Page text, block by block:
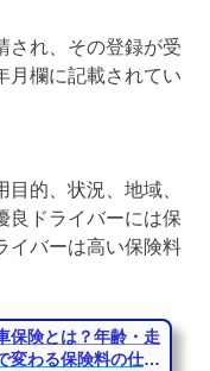
され、その登録が受
月欄に記載されてい
的、状況、地域、
良ドライバーには保
イバーは高い保険料
保険とは？年齢・走
変わる保険料の仕組